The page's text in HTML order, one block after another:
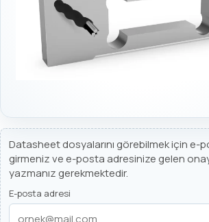
Datasheet dosyalarını görebilmek için e-
girmeniz ve e-posta adresinize gelen
yazmanız gerekmektedir.
E-posta adresi